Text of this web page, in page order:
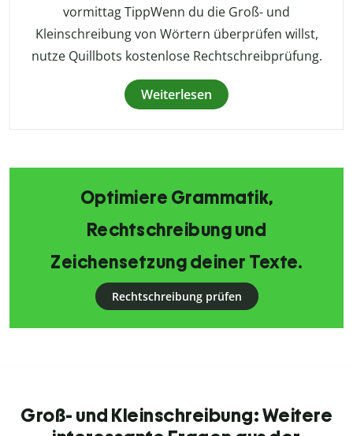
vormittag TippWenn du die Groß- und
Kleinschreibung von Wörtern überprüfen willst,
nutze Quillbots kostenlose Rechtschreibprüfung.
Weiterlesen
Optimiere Grammatik,
Rechtschreibung und
Zeichensetzung deiner Texte.
Rechtschreibung prüfen
Groß- und Kleinschreibung: Weitere